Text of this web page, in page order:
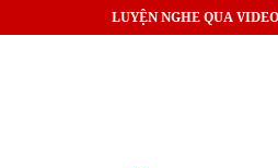
LUYỆN NGHE QUA VIDEO